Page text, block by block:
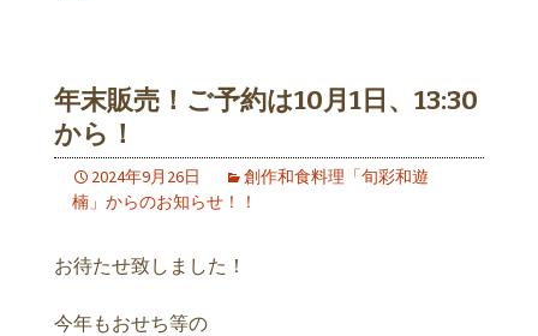
年末販売！ご予約は10月1日、13:30
から！
2024年9月26日
創作和食料理「旬彩和遊
楠」からのお知らせ！！
お待たせ致しました！
今年もおせち等の